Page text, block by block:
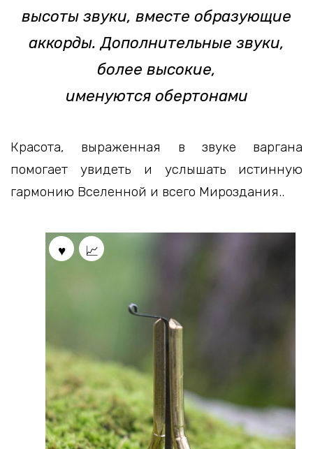
высоты звуки, вместе образующие
аккорды. Дополнительные звуки,
более высокие,
именуются обертонами
Красота, выраженная в звуке варгана
помогает увидеть и услышать истинную
гармонию Вселенной и всего Мироздания..